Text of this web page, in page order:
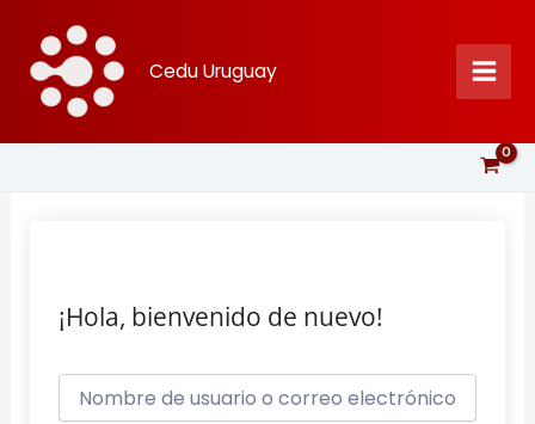
contenido
Cedu Uruguay
¡Hola, bienvenido de nuevo!